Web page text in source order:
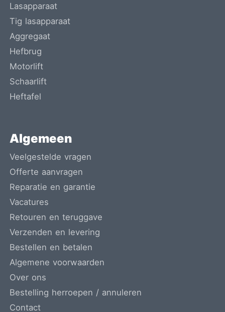
Lasapparaat
Tig lasapparaat
Aggregaat
Hefbrug
Motorlift
Schaarlift
Heftafel
Algemeen
Veelgestelde vragen
Offerte aanvragen
Reparatie en garantie
Vacatures
Retouren en teruggave
Verzenden en levering
Bestellen en betalen
Algemene voorwaarden
Over ons
Bestelling herroepen / annuleren
Contact